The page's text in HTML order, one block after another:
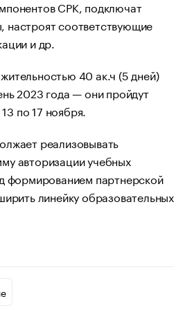
СРК, подключат
соответствующие
и др.
40 ак.ч (5 дней)
2023 года — они пройдут
по 17 ноября.
реализовывать
авторизации учебных
формированием партнерской
линейку образовательных